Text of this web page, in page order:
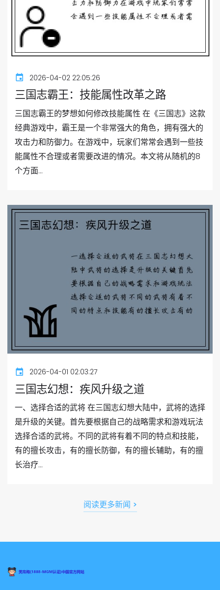
2026-04-02 22:05:26
三国志霸王：技能属性改革之路
三国志霸王的梦想如何修改技能属性 在《三国志》这款
经典游戏中，霸王是一个非常强大的角色，拥有强大的
攻击力和防御力。在游戏中，玩家们常常会遇到一些技
能属性不合理或者需要改进的情况。本文将从随机的8
个方面...
2026-04-01 02:03:27
三国志幻想：疾风升级之道
一、选择合适的武将 在三国志幻想大陆中，武将的选择
是升级的关键。首先要根据自己的战略需求和游戏玩法
选择合适的武将。不同的武将有着不同的特点和技能，
有的擅长攻击，有的擅长防御，有的擅长辅助，有的擅
长治疗...
阅读更多新闻 >